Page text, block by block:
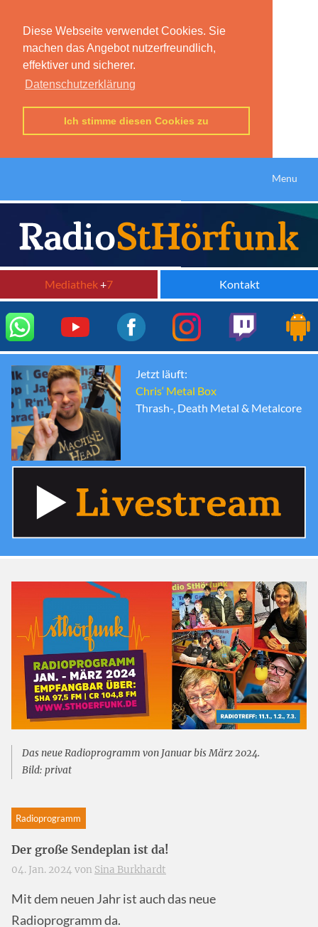
Diese Webseite verwendet Cookies. Sie
machen das Angebot nutzerfreundlich,
effektiver und sicherer.
Datenschutzerklärung
Ich stimme diesen Cookies zu
Menu
Mediathek+7 Kontakt
Jetzt läuft:
Chris‘ Metal Box
Thrash-, Death Metal & Metalcore
Das neue Radioprogramm von Januar bis März 2024.
Bild: privat
Radioprogramm
Der große Sendeplan ist da!
04. Jan. 2024 von Sina Burkhardt
Mit dem neuen Jahr ist auch das neue
Radioprogramm da.